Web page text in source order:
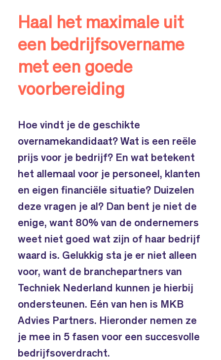
Haal het maximale uit
een bedrijfsovername
met een goede
voorbereiding
Hoe vindt je de geschikte
overnamekandidaat? Wat is een reële
prijs voor je bedrijf? En wat betekent
het allemaal voor je personeel, klanten
en eigen financiële situatie? Duizelen
deze vragen je al? Dan bent je niet de
enige, want 80% van de ondernemers
weet niet goed wat zijn of haar bedrijf
waard is. Gelukkig sta je er niet alleen
voor, want de branchepartners van
Techniek Nederland kunnen je hierbij
ondersteunen. Eén van hen is MKB
Advies Partners. Hieronder nemen ze
je mee in 5 fasen voor een succesvolle
bedrijfsoverdracht.